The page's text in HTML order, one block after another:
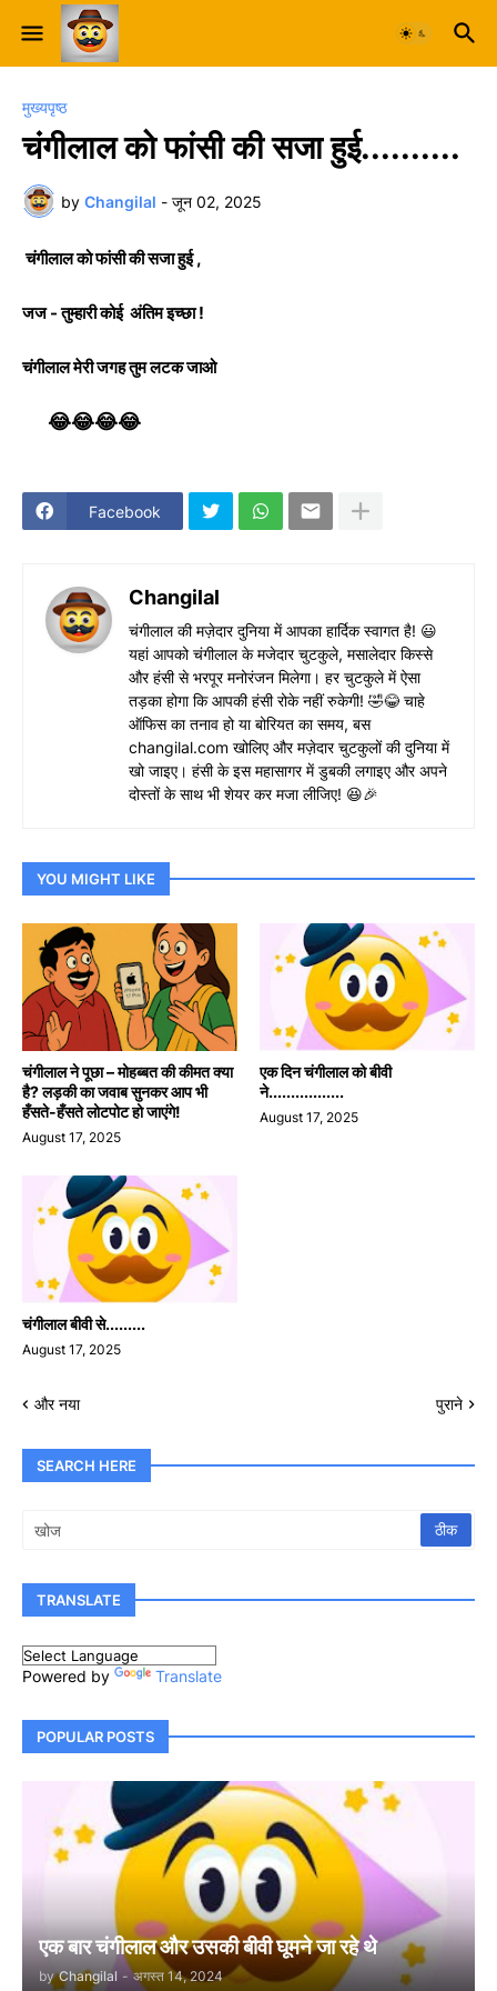
मुख्यपृष्ठ
चंगीलाल को फांसी की सजा हुई..........
by Changilal - जून 02, 2025
चंगीलाल को फांसी की सजा हुई ,
जज - तुम्हारी कोई अंतिम इच्छा !
चंगीलाल मेरी जगह तुम लटक जाओ
😂😂😂😂
Facebook
Changilal
चंगीलाल की मज़ेदार दुनिया में आपका हार्दिक स्वागत है! 😃
यहां आपको चंगीलाल के मजेदार चुटकुले, मसालेदार किस्से
और हंसी से भरपूर मनोरंजन मिलेगा। हर चुटकुले में ऐसा
तड़का होगा कि आपकी हंसी रोके नहीं रुकेगी! 🤣😂 चाहे
ऑफिस का तनाव हो या बोरियत का समय, बस
changilal.com खोलिए और मज़ेदार चुटकुलों की दुनिया में
खो जाइए। हंसी के इस महासागर में डुबकी लगाइए और अपने
दोस्तों के साथ भी शेयर कर मजा लीजिए! 😆🎉
YOU MIGHT LIKE
चंगीलाल ने पूछा – मोहब्बत की कीमत क्या
है? लड़की का जवाब सुनकर आप भी
हँसते-हँसते लोटपोट हो जाएंगे!
August 17, 2025
एक दिन चंगीलाल को बीवी
ने.................
August 17, 2025
चंगीलाल बीवी से.........
August 17, 2025
और नया पुराने
SEARCH HERE
TRANSLATE
Powered by Translate
POPULAR POSTS
एक बार चंगीलाल और उसकी बीवी घूमने जा रहे थे
by Changilal - अगस्त 14, 2024